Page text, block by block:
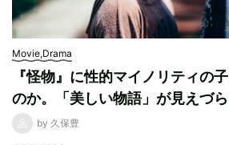
Movie,Drama
『怪物』に性的マイノリティの
のか。「美しい物語」が見えづ
by 久保豊